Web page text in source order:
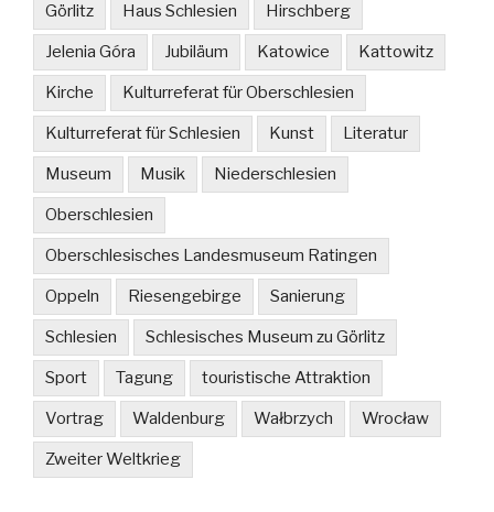
Görlitz Haus Schlesien Hirschberg
Jelenia Góra Jubiläum Katowice Kattowitz
Kirche Kulturreferat für Oberschlesien
Kulturreferat für Schlesien Kunst Literatur
Museum Musik Niederschlesien
Oberschlesien
Oberschlesisches Landesmuseum Ratingen
Oppeln Riesengebirge Sanierung
Schlesien Schlesisches Museum zu Görlitz
Sport Tagung touristische Attraktion
Vortrag Waldenburg Wałbrzych Wrocław
Zweiter Weltkrieg